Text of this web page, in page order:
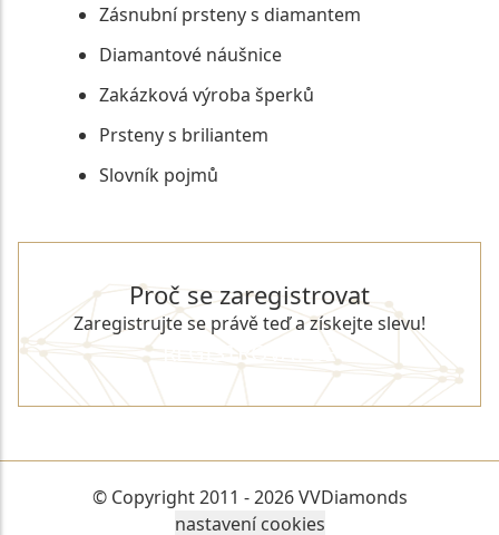
Zásnubní prsteny s diamantem
Diamantové náušnice
Zakázková výroba šperků
Prsteny s briliantem
Slovník pojmů
Proč se zaregistrovat
Zaregistrujte se právě teď a získejte slevu!
REGISTROVAT SE
© Copyright 2011 - 2026 VVDiamonds
nastavení cookies